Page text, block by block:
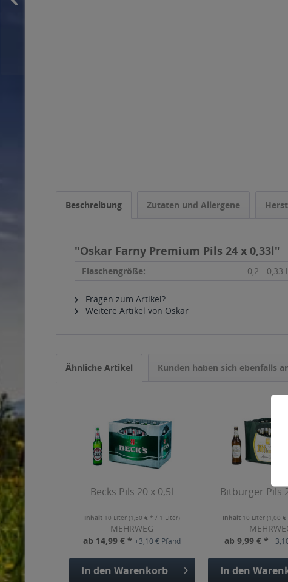
Beschreibung Zutaten und Allergene
"Oskar Farny Premium Pils 24 x 0,33l"
Flaschengröße: 0,2 - 0,33 l
Fragen zum Artikel?
Weitere Artikel von Oskar
Ähnliche Artikel Kunden haben sich ebenfalls
Becks Pils 20 x 0,5l
Inhalt 10 Liter (1,50 € * / 1 Liter)
MEHRWEG
ab 14,99 € *+3,10 € Pfand
In den Warenkorb
Bitburger Pils
Inhalt 10 Liter(1,00
ab 9,99 € *
In den